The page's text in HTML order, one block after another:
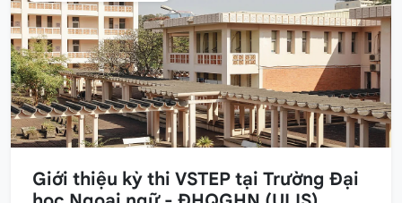
Giới thiệu kỳ thi VSTEP tại Trường Đại